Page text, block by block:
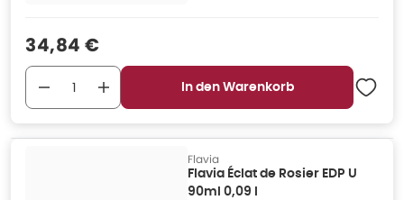
Verkaufspreis
34,84 €
In den Warenkorb
Flavia
Flavia Éclat de Rosier EDP U
90ml 0,09 l